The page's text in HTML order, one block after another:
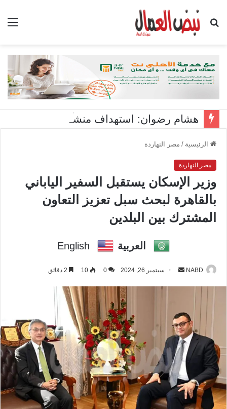
بحث
الرئيسية / مصر النهاردة
مصر النهاردة
وزير الإسكان يستقبل السفير الياباني
بالقاهرة لبحث سبل تعزيز التعاون
المشترك بين البلدين
العربية English
NABD
ب
ر
ي
د
إ
ل
سبتمبر 26, 2024 0
10